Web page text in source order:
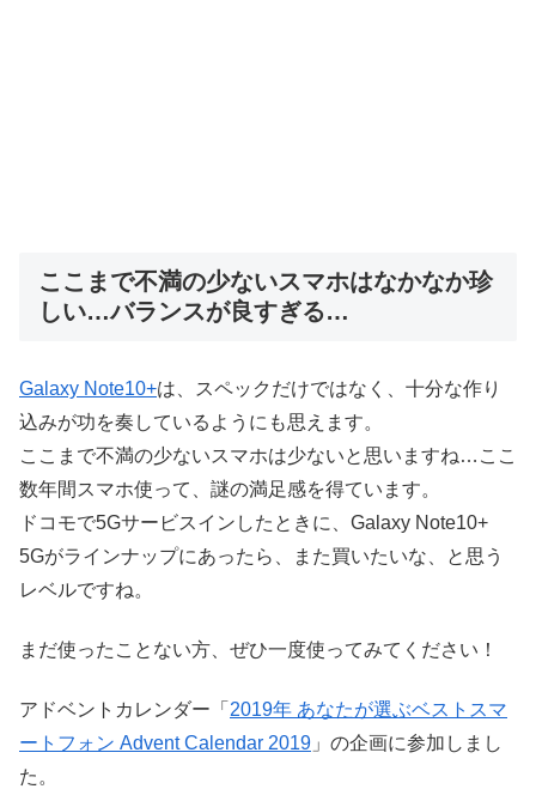
ここまで不満の少ないスマホはなかなか珍
しい…バランスが良すぎる…
Galaxy Note10+は、スペックだけではなく、十分な作り
込みが功を奏しているようにも思えます。
ここまで不満の少ないスマホは少ないと思いますね…ここ
数年間スマホ使って、謎の満足感を得ています。
ドコモで5Gサービスインしたときに、Galaxy Note10+
5Gがラインナップにあったら、また買いたいな、と思う
レベルですね。
まだ使ったことない方、ぜひ一度使ってみてください！
アドベントカレンダー「 2019年 あなたが選ぶベストスマ
ートフォン Advent Calendar 2019 」の企画に参加しまし
た。